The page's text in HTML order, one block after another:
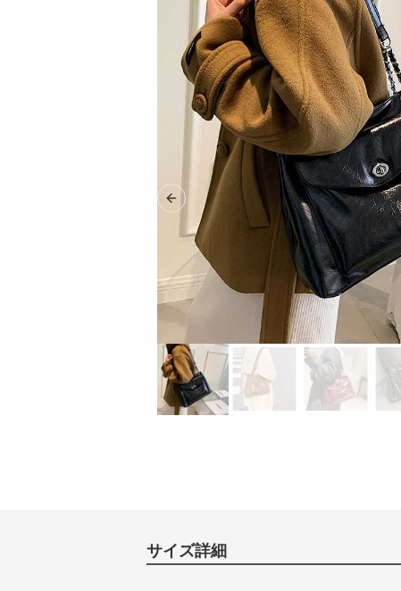
Previous slide
サイズ詳細